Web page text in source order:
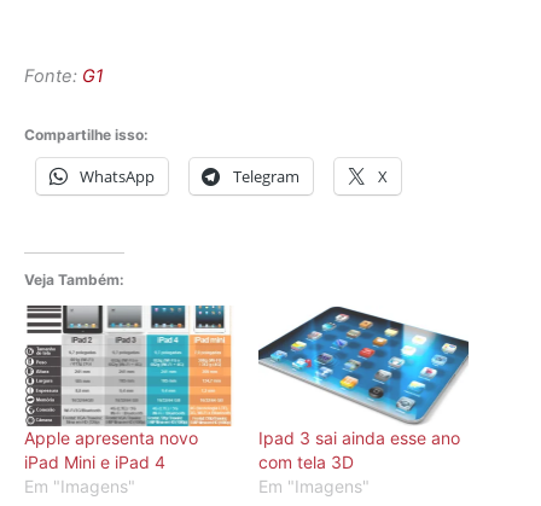
Fonte: G1
Compartilhe isso:
WhatsApp Telegram X
Veja Também:
Apple apresenta novo
iPad Mini e iPad 4
Em "Imagens"
Ipad 3 sai ainda esse ano
com tela 3D
Em "Imagens"